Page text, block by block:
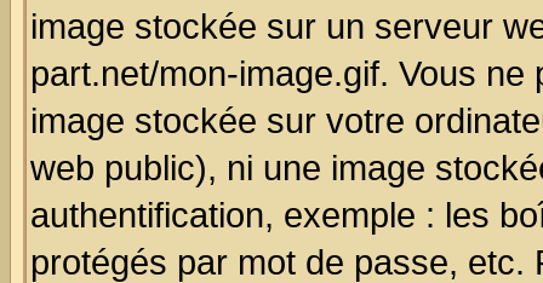
image stockée sur un serveur
part.net/mon-image.gif. Vous
image stockée sur votre
web public), ni une image
authentification, exemple : les
protégés par mot de passe,